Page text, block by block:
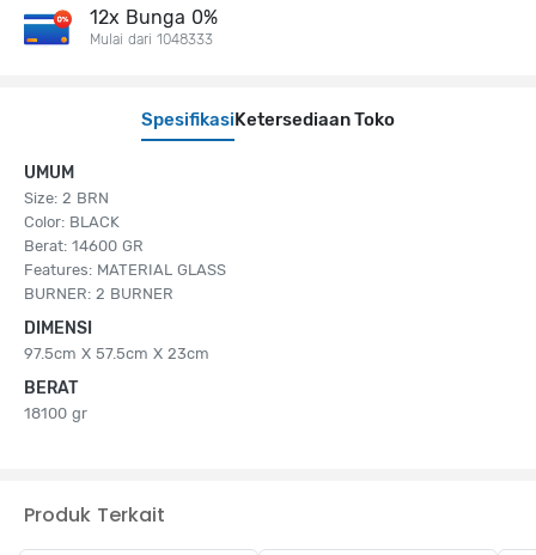
SpesifikasiKetersediaan Toko
UMUM
Size: 2 BRN
Color: BLACK
Berat: 14600 GR
Features: MATERIAL GLASS
BURNER: 2 BURNER
DIMENSI
97.5cm X 57.5cm X 23cm
BERAT
18100 gr
12x Bunga 0%
Mulai dari 1048333
Produk Terkait